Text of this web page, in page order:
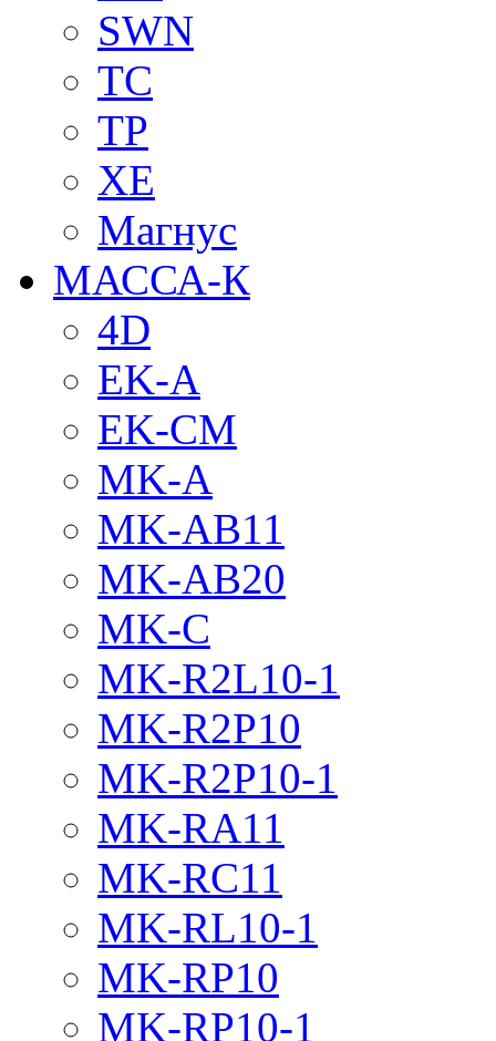
SWN
TC
TP
XE
Магнус
МАССА-К
4D
EK-A
EK-CM
MK-A
MK-AB11
MK-AB20
MK-C
MK-R2L10-1
MK-R2P10
MK-R2P10-1
MK-RA11
MK-RC11
MK-RL10-1
MK-RP10
MK-RP10-1